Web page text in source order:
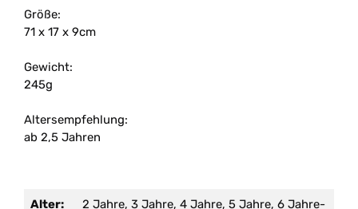
Größe:
71 x 17 x 9cm
Gewicht:
245g
Altersempfehlung:
ab 2,5 Jahren
Alter: 2 Jahre, 3 Jahre, 4 Jahre, 5 Jahre, 6 Jahre-